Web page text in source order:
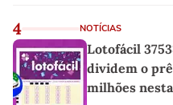
4 NOTÍCIAS
Lotofácil
dividem o
milhões